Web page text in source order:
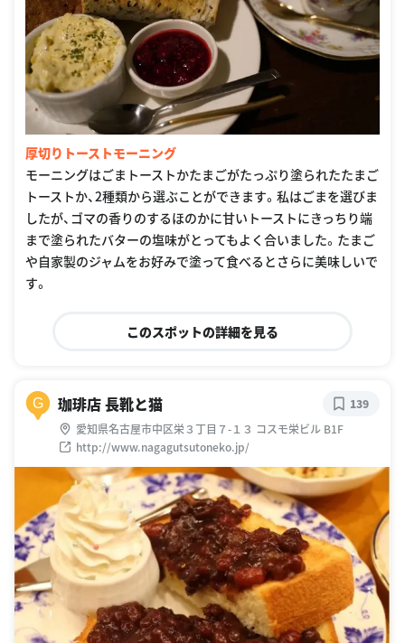
厚切りトーストモーニング
モーニングはごまトーストかたまごがたっぷり塗られたたまご
トーストか、2種類から選ぶことができます。私はごまを選びま
したが、ゴマの香りのするほのかに甘いトーストにきっちり端
まで塗られたバターの塩味がとってもよく合いました。たまご
や自家製のジャムをお好みで塗って食べるとさらに美味しいで
す。
このスポットの詳細を見る
G 珈琲店 長靴と猫
愛知県名古屋市中区栄３丁目７-１３ コスモ栄ビル B1F
http://www.nagagutsutoneko.jp/
139